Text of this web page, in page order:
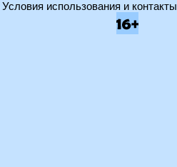
Условия использования и контакты